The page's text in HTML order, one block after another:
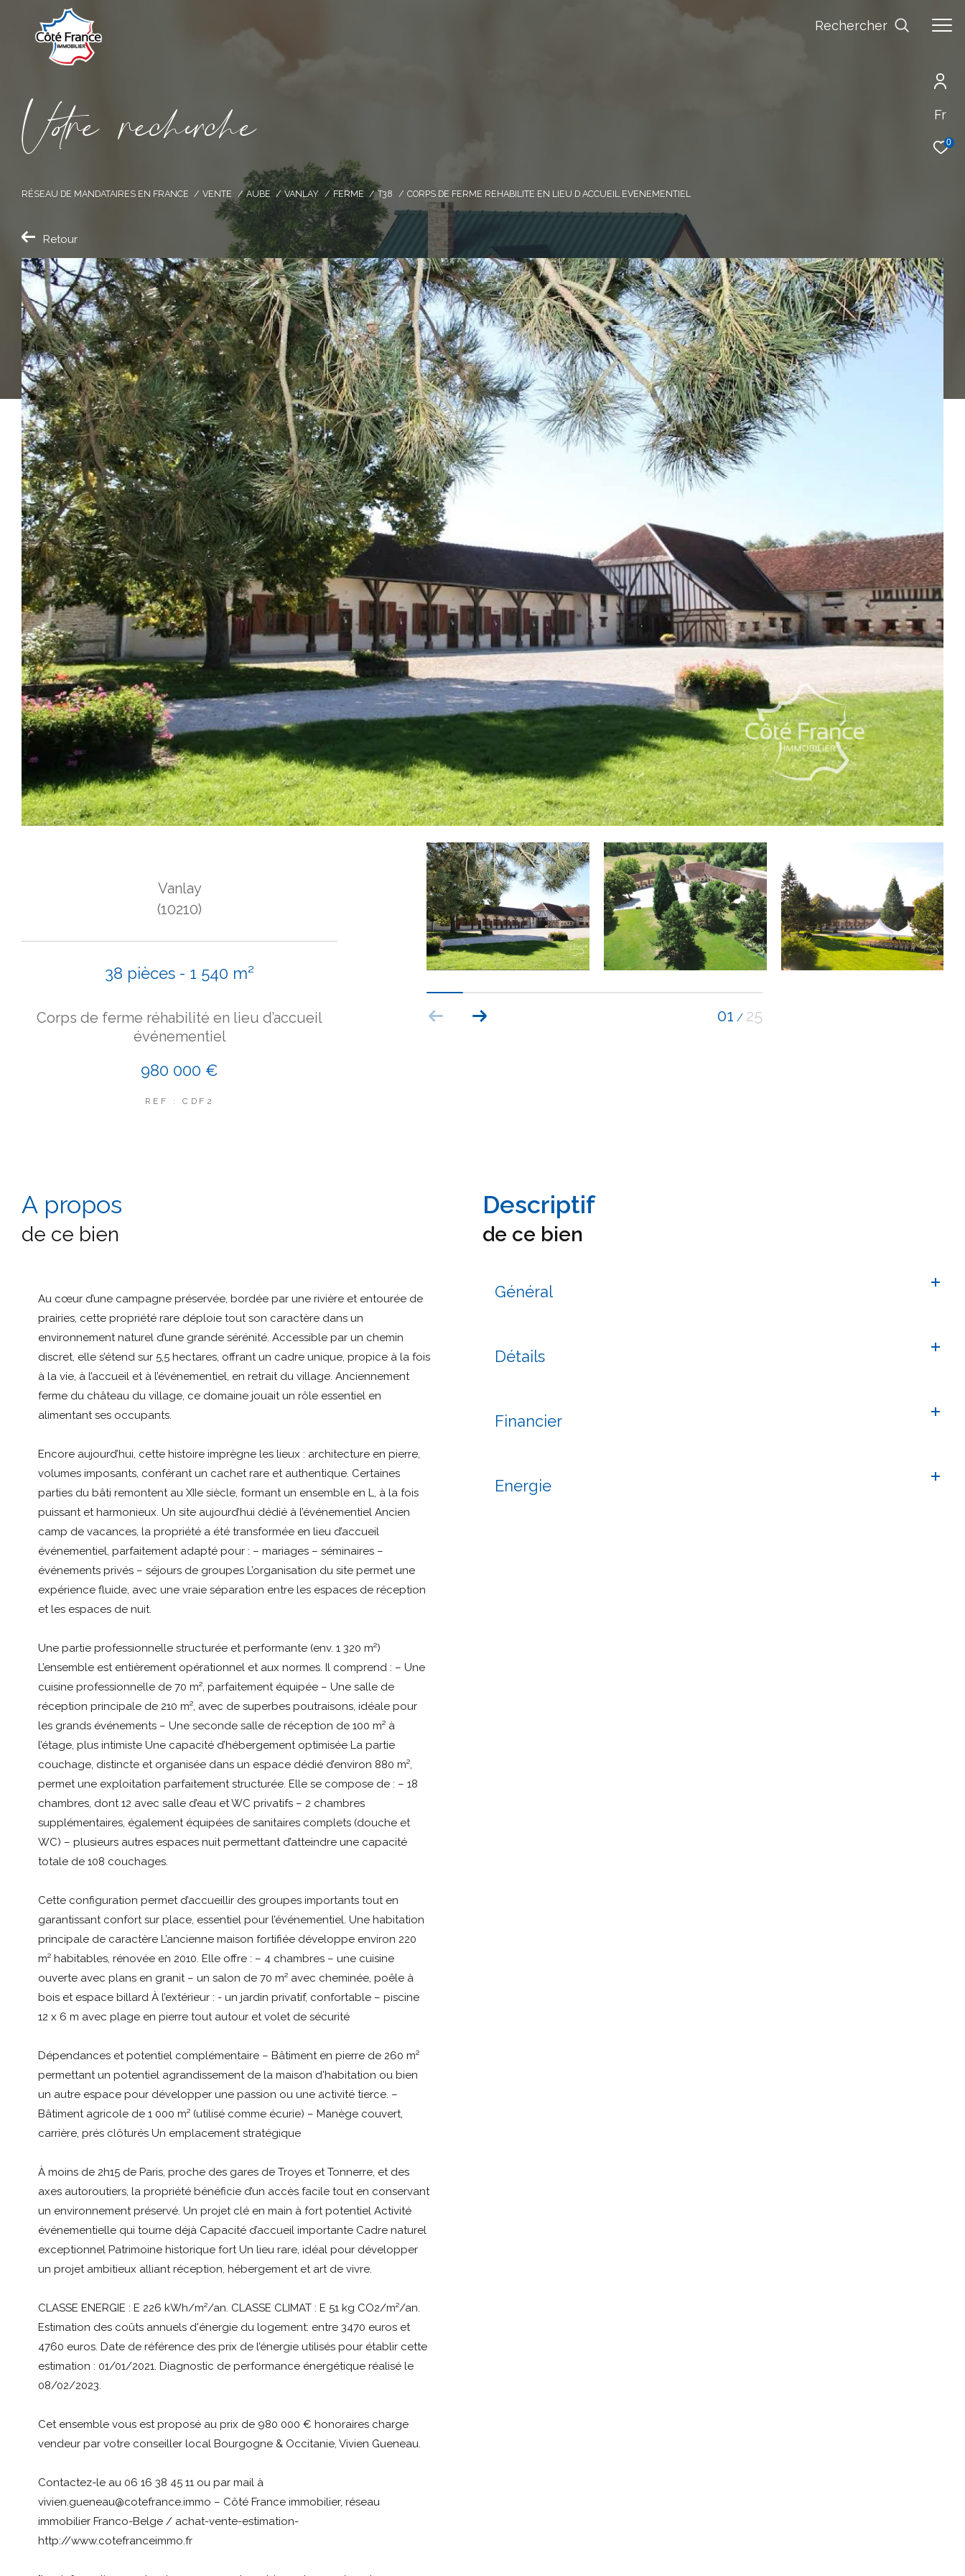
Fr
0
Rechercher
Vore recece
RÉSEAU DE MANDATAIRES EN FRANCE VENTE AUBE VANLAY FERME T38 CORPS DE FERME REHABILITE EN LIEU D ACCUEIL EVENEMENTIEL
Retour
01 / 25
Vanlay
(10210)
38 pièces - 1 540 m²
Corps de ferme réhabilité en lieu d’accueil
événementiel
980 000 €
REF : CDF2
a propos
de ce bien
Au cœur d’une campagne préservée, bordée par une rivière et entourée de
prairies, cette propriété rare déploie tout son caractère dans un
environnement naturel d’une grande sérénité. Accessible par un chemin
discret, elle s’étend sur 5,5 hectares, offrant un cadre unique, propice à la fois
à la vie, à l’accueil et à l’événementiel, en retrait du village. Anciennement
ferme du château du village, ce domaine jouait un rôle essentiel en
alimentant ses occupants.
Encore aujourd’hui, cette histoire imprègne les lieux : architecture en pierre,
volumes imposants, conférant un cachet rare et authentique. Certaines
parties du bâti remontent au XIIe siècle, formant un ensemble en L, à la fois
puissant et harmonieux. Un site aujourd’hui dédié à l’événementiel Ancien
camp de vacances, la propriété a été transformée en lieu d’accueil
événementiel, parfaitement adapté pour : – mariages – séminaires –
événements privés – séjours de groupes L’organisation du site permet une
expérience fluide, avec une vraie séparation entre les espaces de réception
et les espaces de nuit.
Une partie professionnelle structurée et performante (env. 1 320 m²)
L’ensemble est entièrement opérationnel et aux normes. Il comprend : – Une
cuisine professionnelle de 70 m², parfaitement équipée – Une salle de
réception principale de 210 m², avec de superbes poutraisons, idéale pour
les grands événements – Une seconde salle de réception de 100 m² à
l’étage, plus intimiste Une capacité d’hébergement optimisée La partie
couchage, distincte et organisée dans un espace dédié d’environ 880 m²,
permet une exploitation parfaitement structurée. Elle se compose de : – 18
chambres, dont 12 avec salle d’eau et WC privatifs – 2 chambres
supplémentaires, également équipées de sanitaires complets (douche et
WC) – plusieurs autres espaces nuit permettant d’atteindre une capacité
totale de 108 couchages.
Cette configuration permet d’accueillir des groupes importants tout en
garantissant confort sur place, essentiel pour l’événementiel. Une habitation
principale de caractère L’ancienne maison fortifiée développe environ 220
m² habitables, rénovée en 2010. Elle offre : – 4 chambres – une cuisine
ouverte avec plans en granit – un salon de 70 m² avec cheminée, poêle à
bois et espace billard À l’extérieur : - un jardin privatif, confortable – piscine
12 x 6 m avec plage en pierre tout autour et volet de sécurité
Dépendances et potentiel complémentaire – Bâtiment en pierre de 260 m²
permettant un potentiel agrandissement de la maison d'habitation ou bien
un autre espace pour développer une passion ou une activité tierce. –
Bâtiment agricole de 1 000 m² (utilisé comme écurie) – Manège couvert,
carrière, prés clôturés Un emplacement stratégique
À moins de 2h15 de Paris, proche des gares de Troyes et Tonnerre, et des
axes autoroutiers, la propriété bénéficie d’un accès facile tout en conservant
un environnement préservé. Un projet clé en main à fort potentiel Activité
événementielle qui tourne déjà Capacité d’accueil importante Cadre naturel
exceptionnel Patrimoine historique fort Un lieu rare, idéal pour développer
un projet ambitieux alliant réception, hébergement et art de vivre.
CLASSE ENERGIE : E 226 kWh/m²/an. CLASSE CLIMAT : E 51 kg CO2/m²/an.
Estimation des coûts annuels d'énergie du logement: entre 3470 euros et
4760 euros. Date de référence des prix de l’énergie utilisés pour établir cette
estimation : 01/01/2021. Diagnostic de performance énergétique réalisé le
08/02/2023.
Cet ensemble vous est proposé au prix de 980 000 € honoraires charge
vendeur par votre conseiller local Bourgogne & Occitanie, Vivien Gueneau.
Contactez-le au 06 16 38 45 11 ou par mail à
vivien.gueneau@cotefrance.immo – Côté France immobilier, réseau
immobilier Franco-Belge / achat-vente-estimation-
http://www.cotefranceimmo.fr
descriptif
de ce bien
Général
Détails
Financier
Energie